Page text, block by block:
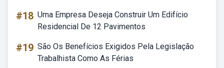
#18 Uma Empresa Deseja Construir Um Edifício
Residencial De 12 Pavimentos
#19 São Os Benefícios Exigidos Pela Legislação
Trabalhista Como As Férias